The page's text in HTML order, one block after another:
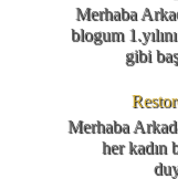
Merhaba
blogum
gibi
Merhaba
her kadın